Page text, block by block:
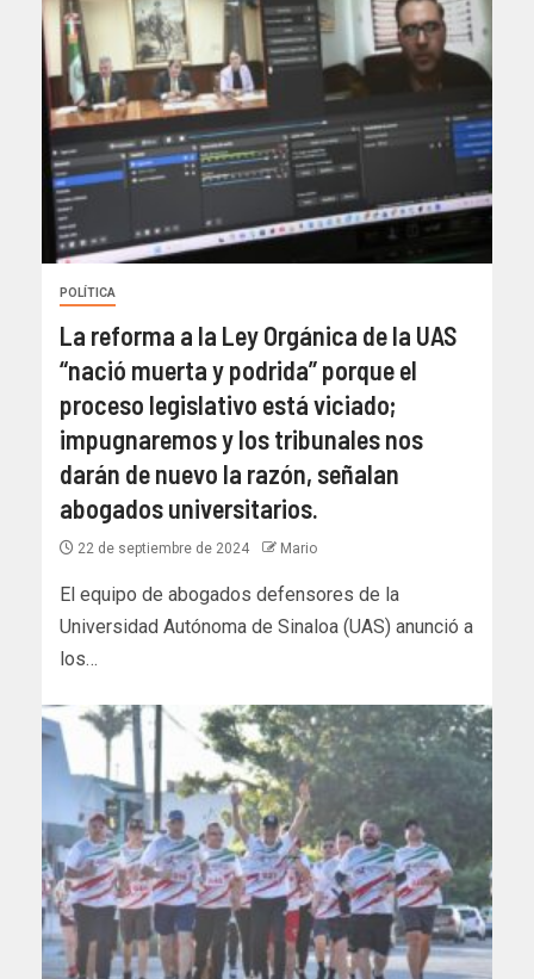
POLÍTICA
La reforma a la Ley Orgánica de la UAS
“nació muerta y podrida” porque el
proceso legislativo está viciado;
impugnaremos y los tribunales nos
darán de nuevo la razón, señalan
abogados universitarios.
22 de septiembre de 2024 Mario
El equipo de abogados defensores de la
Universidad Autónoma de Sinaloa (UAS) anunció a
los…